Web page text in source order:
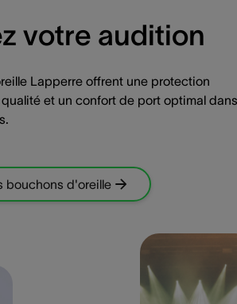
votre audition
Lapperre offrent une protection
et un confort de port optimal dans
bouchons d'oreille